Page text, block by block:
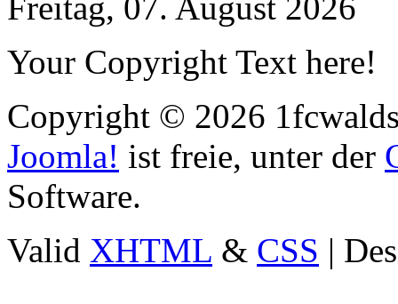
Your Copyright Text here!
Copyright © 2026
Joomla! ist freie, unter der
Software.
Valid XHTML & CSS |